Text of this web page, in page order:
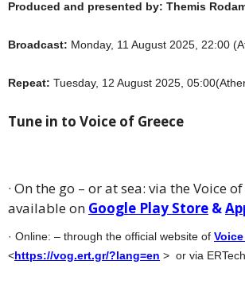
Produced and presented by: Themis
Broadcast: Monday, 11 August 2025, 22:00
Repeat: Tuesday, 12 August 2025,
Tune in to Voice of Greece
· On the go – or at sea: via the Voice
available on Google Play Store &
· Online: – through the official website of
<https://vog.ert.gr/?lang=en > or via